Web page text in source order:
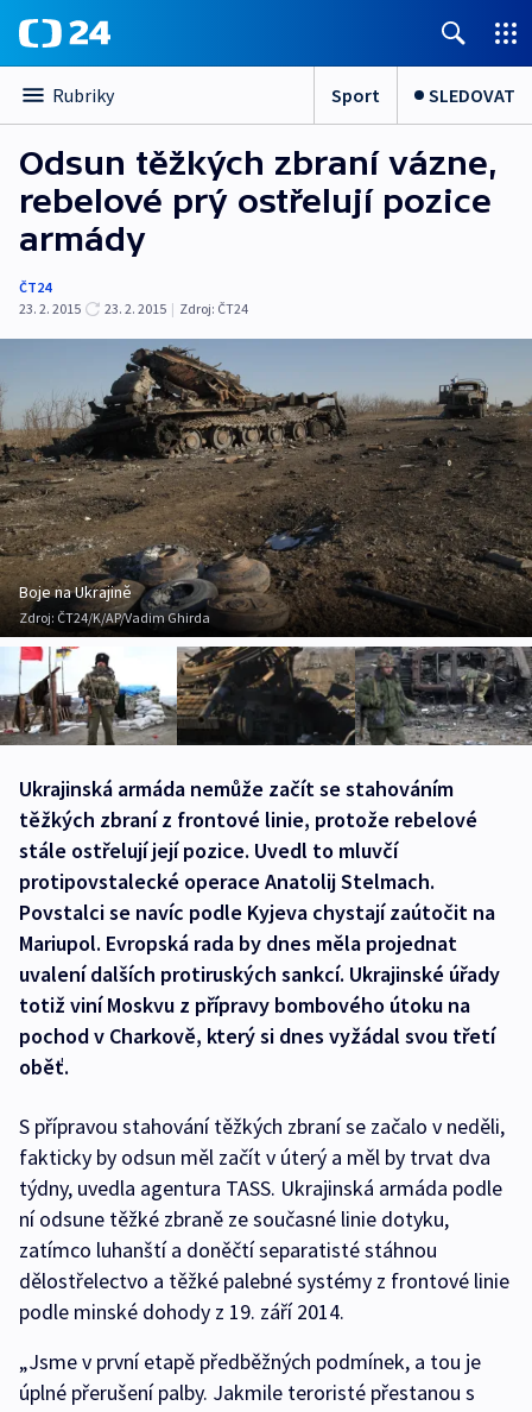
Rubriky Sport SLEDOVAT
Odsun těžkých zbraní vázne,
rebelové prý ostřelují pozice
armády
ČT24
23. 2. 2015
23. 2. 2015 | Zdroj: ČT24
Boje na Ukrajině
Zdroj: ČT24/K/AP/Vadim Ghirda
Ukrajinská armáda nemůže začít se stahováním
těžkých zbraní z frontové linie, protože rebelové
stále ostřelují její pozice. Uvedl to mluvčí
protipovstalecké operace Anatolij Stelmach.
Povstalci se navíc podle Kyjeva chystají zaútočit na
Mariupol. Evropská rada by dnes měla projednat
uvalení dalších protiruských sankcí. Ukrajinské úřady
totiž viní Moskvu z přípravy bombového útoku na
pochod v Charkově, který si dnes vyžádal svou třetí
oběť.
S přípravou stahování těžkých zbraní se začalo v neděli,
fakticky by odsun měl začít v úterý a měl by trvat dva
týdny, uvedla agentura TASS. Ukrajinská armáda podle
ní odsune těžké zbraně ze současné linie dotyku,
zatímco luhanští a doněčtí separatisté stáhnou
dělostřelectvo a těžké palebné systémy z frontové linie
podle minské dohody z 19. září 2014.
„Jsme v první etapě předběžných podmínek, a tou je
úplné přerušení palby. Jakmile teroristé přestanou s